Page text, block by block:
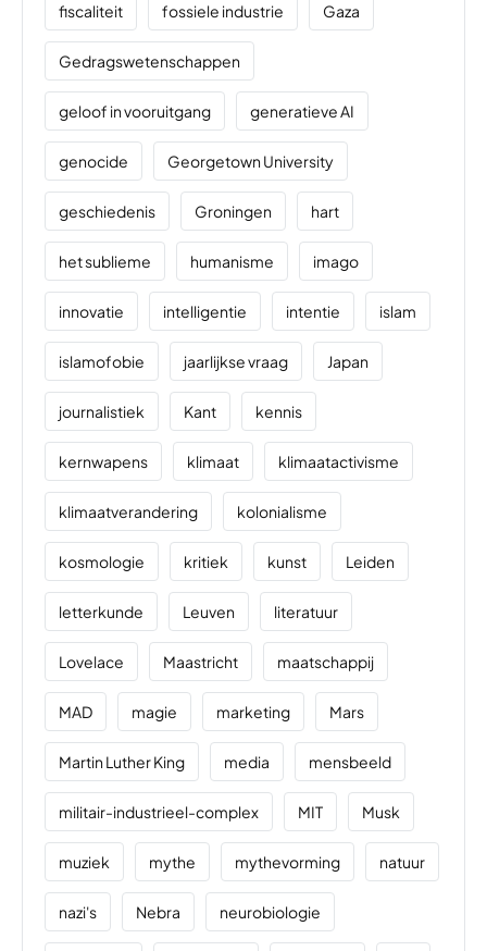
fiscaliteit fossiele industrie Gaza
Gedragswetenschappen
geloof in vooruitgang generatieve AI
genocide Georgetown University
geschiedenis Groningen hart
het sublieme humanisme imago
innovatie intelligentie intentie islam
islamofobie jaarlijkse vraag Japan
journalistiek Kant kennis
kernwapens klimaat klimaatactivisme
klimaatverandering kolonialisme
kosmologie kritiek kunst Leiden
letterkunde Leuven literatuur
Lovelace Maastricht maatschappij
MAD magie marketing Mars
Martin Luther King media mensbeeld
militair-industrieel-complex MIT Musk
muziek mythe mythevorming natuur
nazi's Nebra neurobiologie